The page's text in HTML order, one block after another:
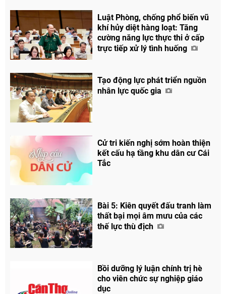
Luật Phòng, chống phổ biến vũ
khí hủy diệt hàng loạt: Tăng
cường năng lực thực thi ở cấp
trực tiếp xử lý tình huống
Tạo động lực phát triển nguồn
nhân lực quốc gia
Cử tri kiến nghị sớm hoàn thiện
kết cấu hạ tầng khu dân cư Cái
Tắc
Bài 5: Kiên quyết đấu tranh làm
thất bại mọi âm mưu của các
thế lực thù địch
Bồi dưỡng lý luận chính trị hè
cho viên chức sự nghiệp giáo
dục